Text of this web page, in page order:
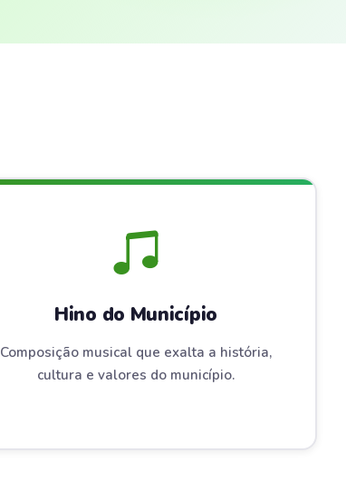
Hino do Município
Composição musical que exalta a história,
cultura e valores do município.